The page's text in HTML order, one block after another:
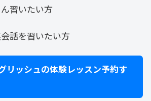
習いたい方
話を習いたい方
リッシュの体験レッスン予約す